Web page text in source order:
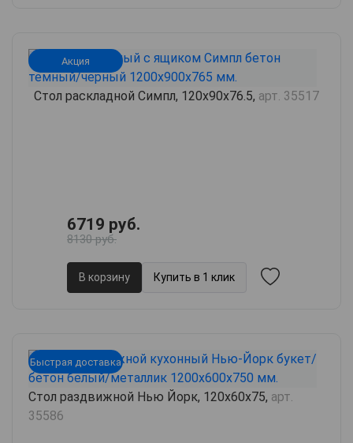
Акция
Стол раскладной Симпл, 120х90х76.5, арт. 35517
6719 руб.
8130 руб.
В корзину Купить в 1 клик
Быстрая доставка
Стол раздвижной Нью Йорк, 120х60х75, арт.
35586